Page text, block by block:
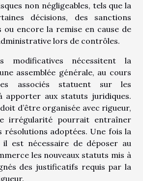
non négligeables, tels que la
décisions, des sanctions
ou encore la remise en cause de
lors de contrôles.
modificatives nécessitent la
assemblée générale, au cours
associés statuent sur les
apporter aux statuts juridiques.
d’être organisée avec rigueur,
irrégularité pourrait entraîner
résolutions adoptées. Une fois la
il est nécessaire de déposer au
les nouveaux statuts mis à
des justificatifs requis par la